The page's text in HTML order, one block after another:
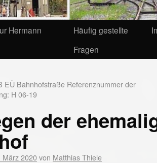
Hermann
Häufig gestellte
Fragen
EÜ Bahnhofstraße Referenznummer der
H 06-19
der
März 2020von Matthias Thiele